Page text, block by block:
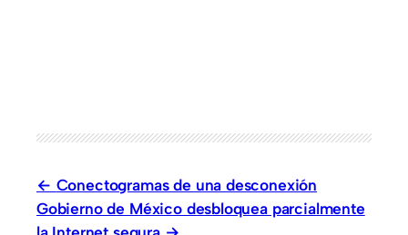
Conectogramas de una desconexión
Gobierno de México desbloquea parcialmente